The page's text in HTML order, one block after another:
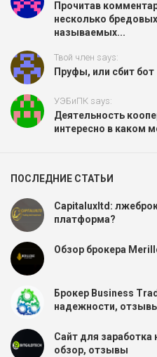
Прочитав
несколько
называемых...
Твой член says:
Пруфы, или сбит бот
УЭБиПК says:
Деятельность
интересно в каком
ПОСЛЕДНИЕ СТАТЬИ
Capitaluxltd:
платформа?
Обзор брокера
Брокер Business
надежности,
Сайт для заработка
обзор, отзывы